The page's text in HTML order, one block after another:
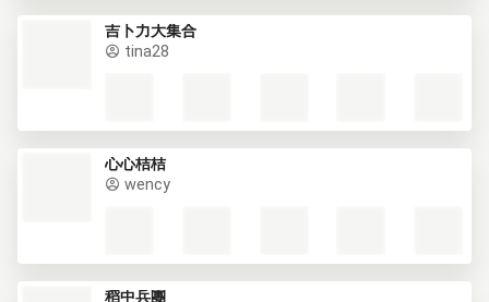
吉卜力大集合
tina28
心心桔桔
wency
稻中兵團